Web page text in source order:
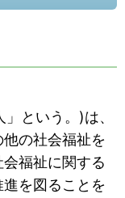
という。)は、
の社会福祉を
福祉に関する
を図ることを